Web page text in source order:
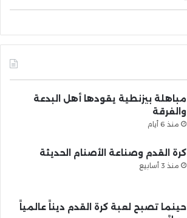
مباهلة بيزنطية يقودها أهل البدعة
والفرقة
منذ 6 أيام
كرة القدم وصناعة الأصنام الحديثة
منذ 3 أسابيع
حينما تصبح لعبة كرة القدم ديناً عالمياً